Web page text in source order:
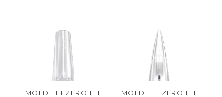
MOLDE F1 ZERO FIT
MOLDE F1 ZERO FIT